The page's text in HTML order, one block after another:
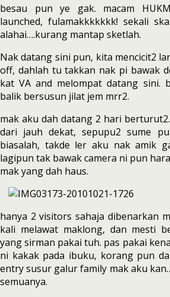
besau pun ye gak. macam
launched, fulamakkkkkkk! sekali
alahai….kurang mantap sketlah.
Nak datang sini pun, kita mencicit2
off, dahlah tu takkan nak pi bawak
kat VA and melompat datang sini.
balik bersusun jilat jem mrr2.
mak aku dah datang 2 hari
dari jauh dekat, sepupu2 sume
biasalah, takde ler aku nak amik
lagipun tak bawak camera ni pun
mak yang dah haus.
hanya 2 visitors sahaja dibenarkan
kali melawat maklong, dan mesti
yang sirman pakai tuh. pas pakai
ni kakak pada ibuku, korang pun
entry susur galur family mak aku
semuanya.